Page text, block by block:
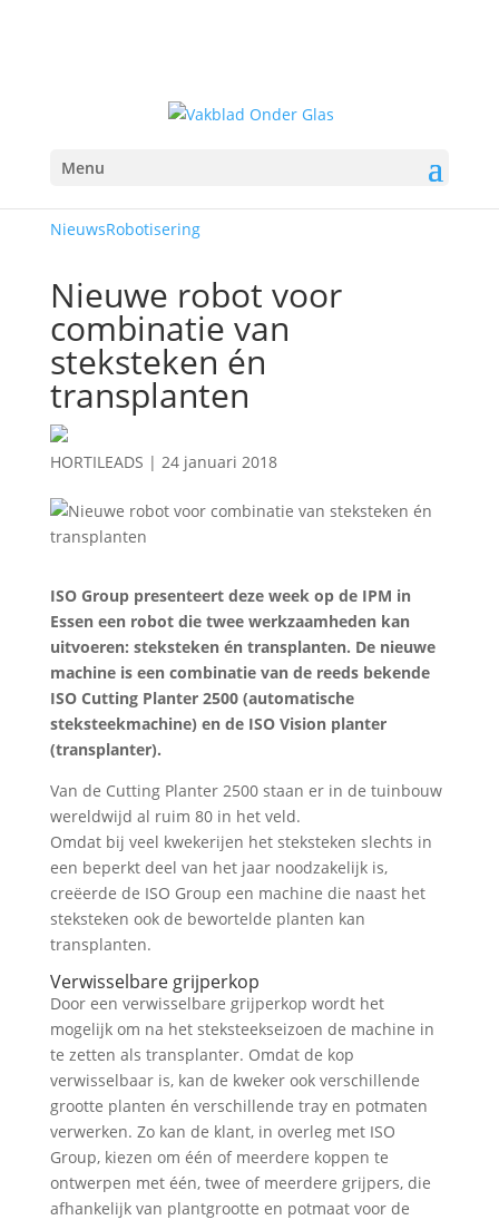
Menu
NieuwsRobotisering
Nieuwe robot voor
combinatie van
steksteken én
transplanten
HORTILEADS | 24 januari 2018
ISO Group presenteert deze week op de IPM in
Essen een robot die twee werkzaamheden kan
uitvoeren: steksteken én transplanten. De nieuwe
machine is een combinatie van de reeds bekende
ISO Cutting Planter 2500 (automatische
steksteekmachine) en de ISO Vision planter
(transplanter).
Van de Cutting Planter 2500 staan er in de tuinbouw
wereldwijd al ruim 80 in het veld.
Omdat bij veel kwekerijen het steksteken slechts in
een beperkt deel van het jaar noodzakelijk is,
creëerde de ISO Group een machine die naast het
steksteken ook de bewortelde planten kan
transplanten.
Verwisselbare grijperkop
Door een verwisselbare grijperkop wordt het
mogelijk om na het steksteekseizoen de machine in
te zetten als transplanter. Omdat de kop
verwisselbaar is, kan de kweker ook verschillende
grootte planten én verschillende tray en potmaten
verwerken. Zo kan de klant, in overleg met ISO
Group, kiezen om één of meerdere koppen te
ontwerpen met één, twee of meerdere grijpers, die
afhankelijk van plantgrootte en potmaat voor de